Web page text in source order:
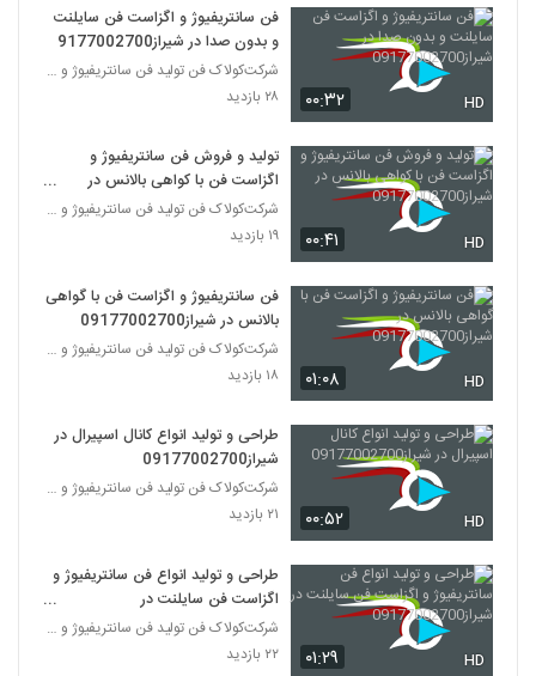
۰۰:۳۲ HD
فن سانتریفیوژ و اگزاست فن سایلنت
و بدون صدا در شیراز09177002700
شرکت‌کولاک فن تولید فن سانتریفیوژ و اگزاست فن و کا
۲۸ بازدید
۰۰:۴۱ HD
تولید و فروش فن سانتریفیوژ و
اگزاست فن با کواهی بالانس در
شیراز09177002700
شرکت‌کولاک فن تولید فن سانتریفیوژ و اگزاست فن و کا
۱۹ بازدید
۰۱:۰۸ HD
فن سانتریفیوژ و اگزاست فن با گواهی
بالانس در شیراز09177002700
شرکت‌کولاک فن تولید فن سانتریفیوژ و اگزاست فن و کا
۱۸ بازدید
۰۰:۵۲ HD
طراحی و تولید انواع کانال اسپیرال در
شیراز09177002700
شرکت‌کولاک فن تولید فن سانتریفیوژ و اگزاست فن و کا
۲۱ بازدید
۰۱:۲۹ HD
طراحی و تولید انواع فن سانتریفیوژ و
اگزاست فن سایلنت در
شیراز09177002700
شرکت‌کولاک فن تولید فن سانتریفیوژ و اگزاست فن و کا
۲۲ بازدید